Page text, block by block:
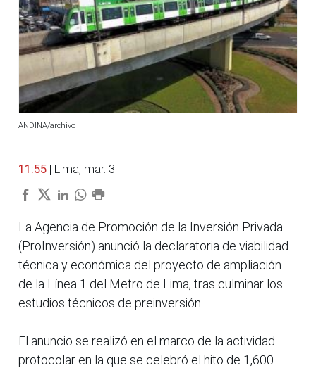
ANDINA/archivo
11:55 | Lima, mar. 3.
La Agencia de Promoción de la Inversión Privada
(ProInversión) anunció la declaratoria de viabilidad
técnica y económica del proyecto de ampliación
de la Línea 1 del Metro de Lima, tras culminar los
estudios técnicos de preinversión.
El anuncio se realizó en el marco de la actividad
protocolar en la que se celebró el hito de 1,600